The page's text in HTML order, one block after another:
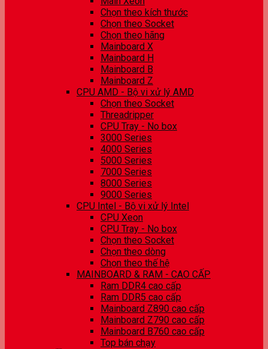
Chọn theo kích thước
Chọn theo Socket
Chọn theo hãng
Mainboard X
Mainboard H
Mainboard B
Mainboard Z
CPU AMD - Bộ vi xử lý AMD
Chọn theo Socket
Threadripper
CPU Tray - No box
3000 Series
4000 Series
5000 Series
7000 Series
8000 Series
9000 Series
CPU Intel - Bộ vi xử lý Intel
CPU Xeon
CPU Tray - No box
Chọn theo Socket
Chọn theo dòng
Chọn theo thế hệ
MAINBOARD & RAM - CAO CẤP
Ram DDR4 cao cấp
Ram DDR5 cao cấp
Mainboard Z890 cao cấp
Mainboard Z790 cao cấp
Mainboard B760 cao cấp
Top bán chạy